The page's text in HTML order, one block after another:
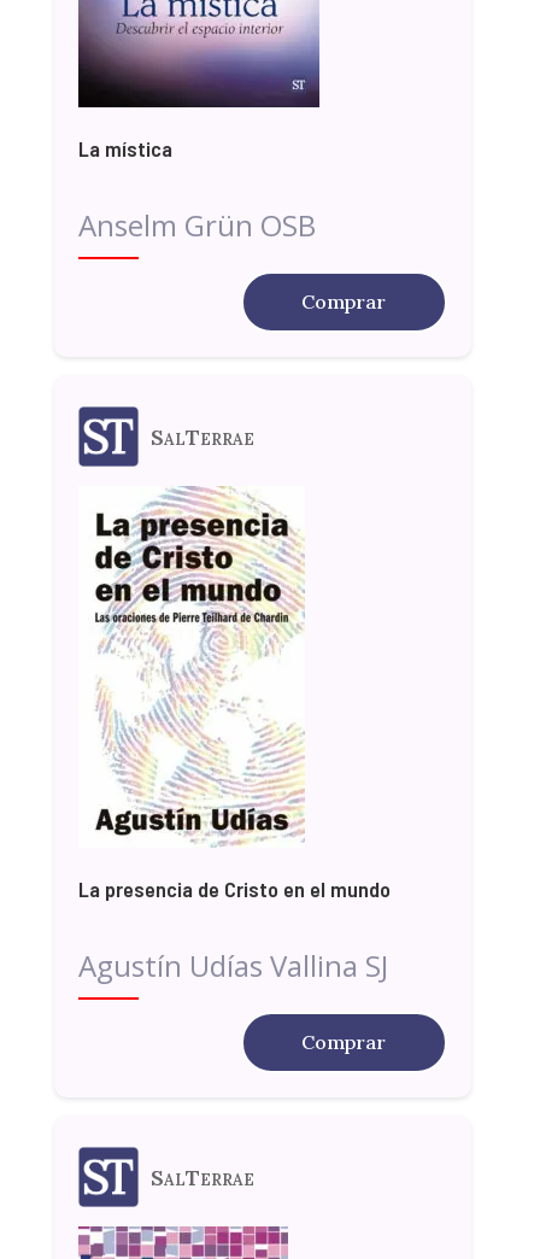
La mística
Anselm Grün OSB
Comprar
SalTerrae
La presencia de Cristo en el mundo
Agustín Udías Vallina SJ
Comprar
SalTerrae